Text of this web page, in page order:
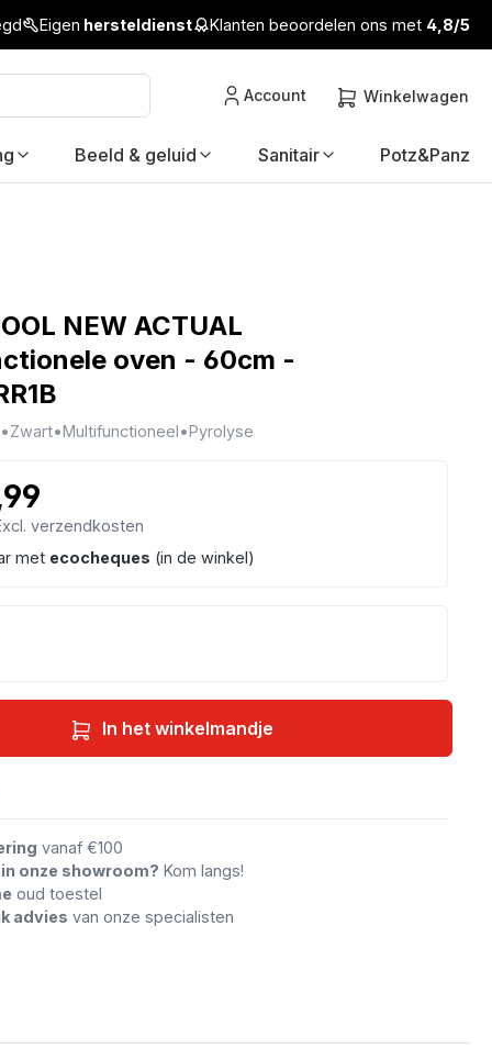
Eigen hersteldienst Klanten beoordelen ons met 4,8/5
Account Winkelwagen
Beeld & geluid Sanitair Potz&Panz
NEW ACTUAL
oven - 60cm -
•Zwart•Multifunctioneel•Pyrolyse
verzendkosten
met ecocheques (in de winkel)
In het winkelmandje
vergelijking
vanaf €100
onze showroom? Kom langs!
oud toestel
advies van onze specialisten